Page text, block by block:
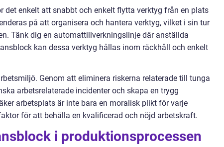
det enkelt att snabbt och enkelt flytta verktyg från en plats
på att organisera och hantera verktyg, vilket i sin tur
Tänk dig en automattillverkningslinje där anställda
kan dessa verktyg hållas inom räckhåll och enkelt
Genom att eliminera riskerna relaterade till tunga
arbetsrelaterade incidenter och skapa en trygg
arbetsplats är inte bara en moralisk plikt för varje
för att behålla en kvalificerad och nöjd arbetskraft.
i produktionsprocessen